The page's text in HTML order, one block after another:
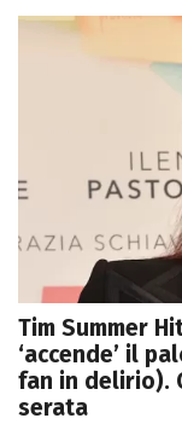
Tim Summer
‘accende’ il
fan in delirio).
serata